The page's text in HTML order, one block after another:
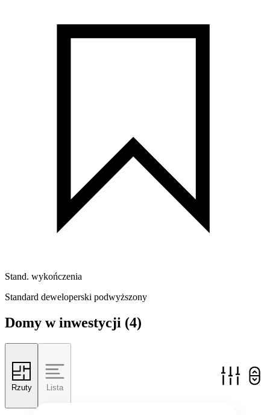
Stand. wykończenia
Standard deweloperski podwyższony
Domy w inwestycji (4)
Rzuty Lista